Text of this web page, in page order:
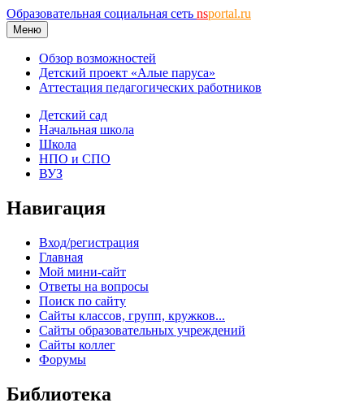
Образовательная социальная сеть nsportal.ru
Меню
Обзор возможностей
Детский проект «Алые паруса»
Аттестация педагогических работников
Детский сад
Начальная школа
Школа
НПО и СПО
ВУЗ
Навигация
Вход/регистрация
Главная
Мой мини-сайт
Ответы на вопросы
Поиск по сайту
Сайты классов, групп, кружков...
Сайты образовательных учреждений
Сайты коллег
Форумы
Библиотека